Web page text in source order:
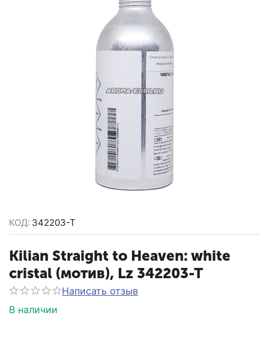
КОД: 342203-T
Kilian Straight to Heaven: white
cristal (мотив), Lz 342203-T
Написать отзыв
В наличии